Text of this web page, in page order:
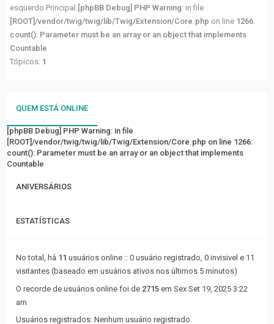
Entrar
resposta
Tópicos
ativos
LINKS
FAQ
do
esquerdo Principal. [phpBB Debug] PHP Warning: in file
[ROOT]/vendor/twig/twig/lib/Twig/Extension/Core.php on line 1266:
count(): Parameter must be an array or an object that implements
Countable
Tópicos: 1
QUEM ESTÁ ONLINE
[phpBB Debug] PHP Warning: in file
[ROOT]/vendor/twig/twig/lib/Twig/Extension/Core.php on line 1266:
count(): Parameter must be an array or an object that implements
Countable
ANIVERSÁRIOS
ESTATÍSTICAS
No total, há 11 usuários online :: 0 usuário registrado, 0 invisivel e 11
visitantes (baseado em usuários ativos nos últimos 5 minutos)
O recorde de usuários online foi de 2715 em Sex Set 19, 2025 3:22
am
Usuários registrados: Nenhum usuário registrado